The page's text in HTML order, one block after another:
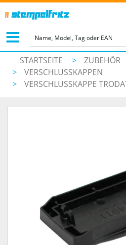
STARTSEITE >
ZUBEHÖR
>
VERSCHLUSSKAPPEN
>
VERSCHLUSSKAPPE